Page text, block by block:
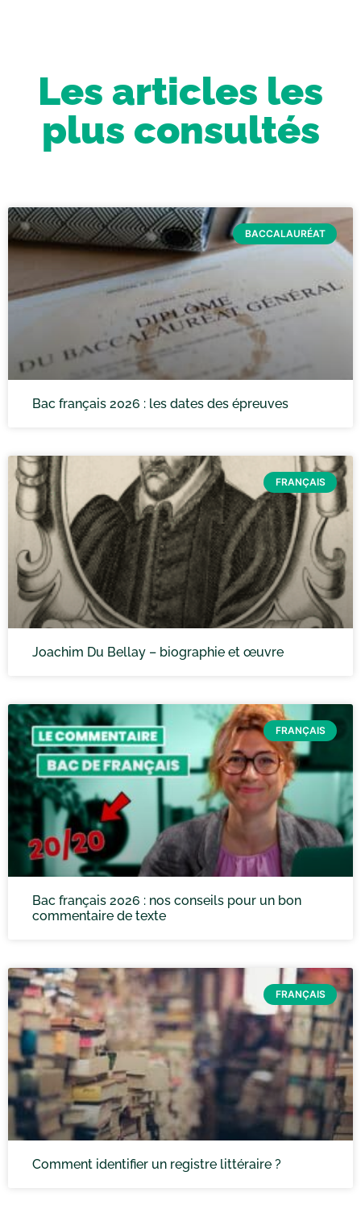
Les articles les
plus consultés
BACCALAURÉAT
Bac français 2026 : les dates des épreuves
FRANÇAIS
Joachim Du Bellay – biographie et œuvre
FRANÇAIS
Bac français 2026 : nos conseils pour un bon
commentaire de texte
FRANÇAIS
Comment identifier un registre littéraire ?